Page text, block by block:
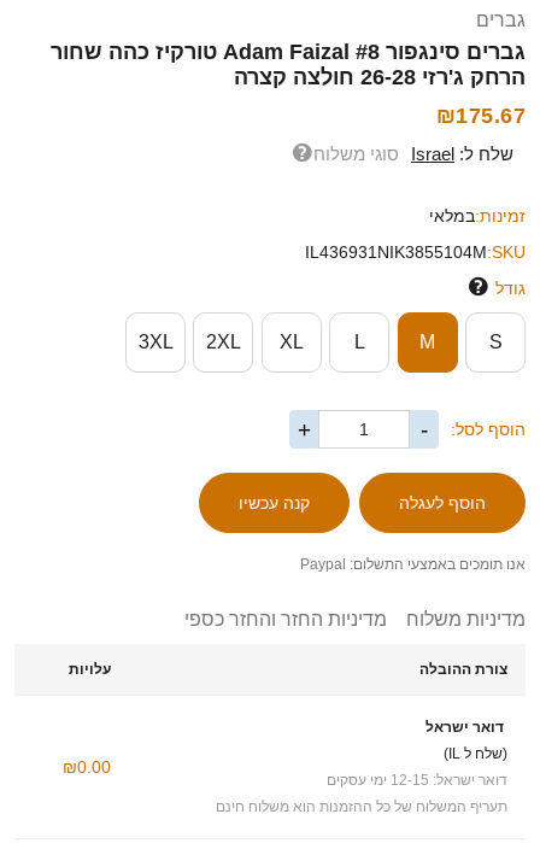
גברים
גברים סינגפור Adam Faizal #8 טורקיז כהה שחור
הרחק ג'רזי 26-28 חולצה קצרה
₪175.67
שלח ל: Israel סוגי משלוח
זמינות:במלאי
SKU:
IL436931NIK3855104M
גודל
S
M
L
XL
2XL
3XL
הוסף לסל: -
+
אנו תומכים באמצעי התשלום: Paypal
מדיניות משלוח מדיניות החזר והחזר כספי
צורת ההובלה עלויות
דואר ישראל
(שלח ל IL)
דואר ישראל: 12-15 ימי עסקים
תעריף המשלוח של כל ההזמנות הוא משלוח חינם
₪0.00